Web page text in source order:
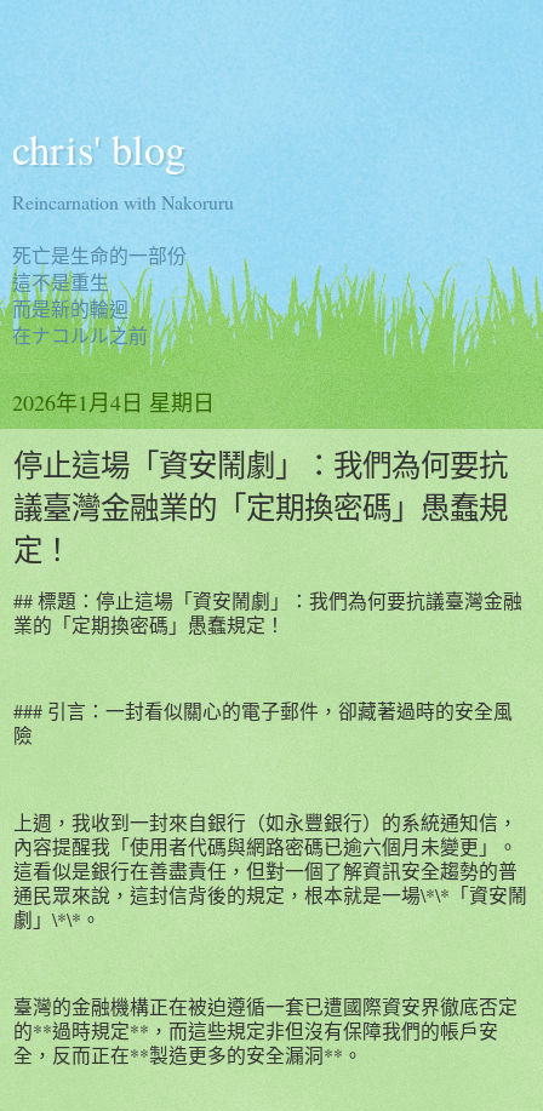
chris' blog
Reincarnation with Nakoruru
死亡是生命的一部份
這不是重生
而是新的輪迴
在ナコルル之前
2026年1月4日 星期日
停止這場「資安鬧劇」：我們為何要抗
議臺灣金融業的「定期換密碼」愚蠢規
定！
## 標題：停止這場「資安鬧劇」：我們為何要抗議臺灣金融
業的「定期換密碼」愚蠢規定！
### 引言：一封看似關心的電子郵件，卻藏著過時的安全風
險
上週，我收到一封來自銀行（如永豐銀行）的系統通知信，
內容提醒我「使用者代碼與網路密碼已逾六個月未變更」。
這看似是銀行在善盡責任，但對一個了解資訊安全趨勢的普
通民眾來說，這封信背後的規定，根本就是一場\*\*「資安鬧
劇」\*\*。
臺灣的金融機構正在被迫遵循一套已遭國際資安界徹底否定
的**過時規定**，而這些規定非但沒有保障我們的帳戶安
全，反而正在**製造更多的安全漏洞**。